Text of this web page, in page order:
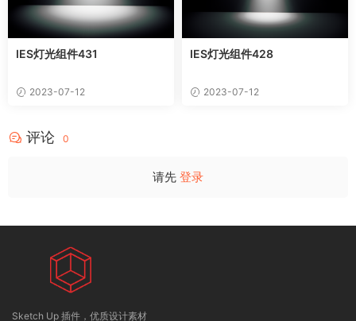
IES灯光组件431
2023-07-12
IES灯光组件428
2023-07-12
评论 0
请先 登录
Sketch Up 插件，优质设计素材